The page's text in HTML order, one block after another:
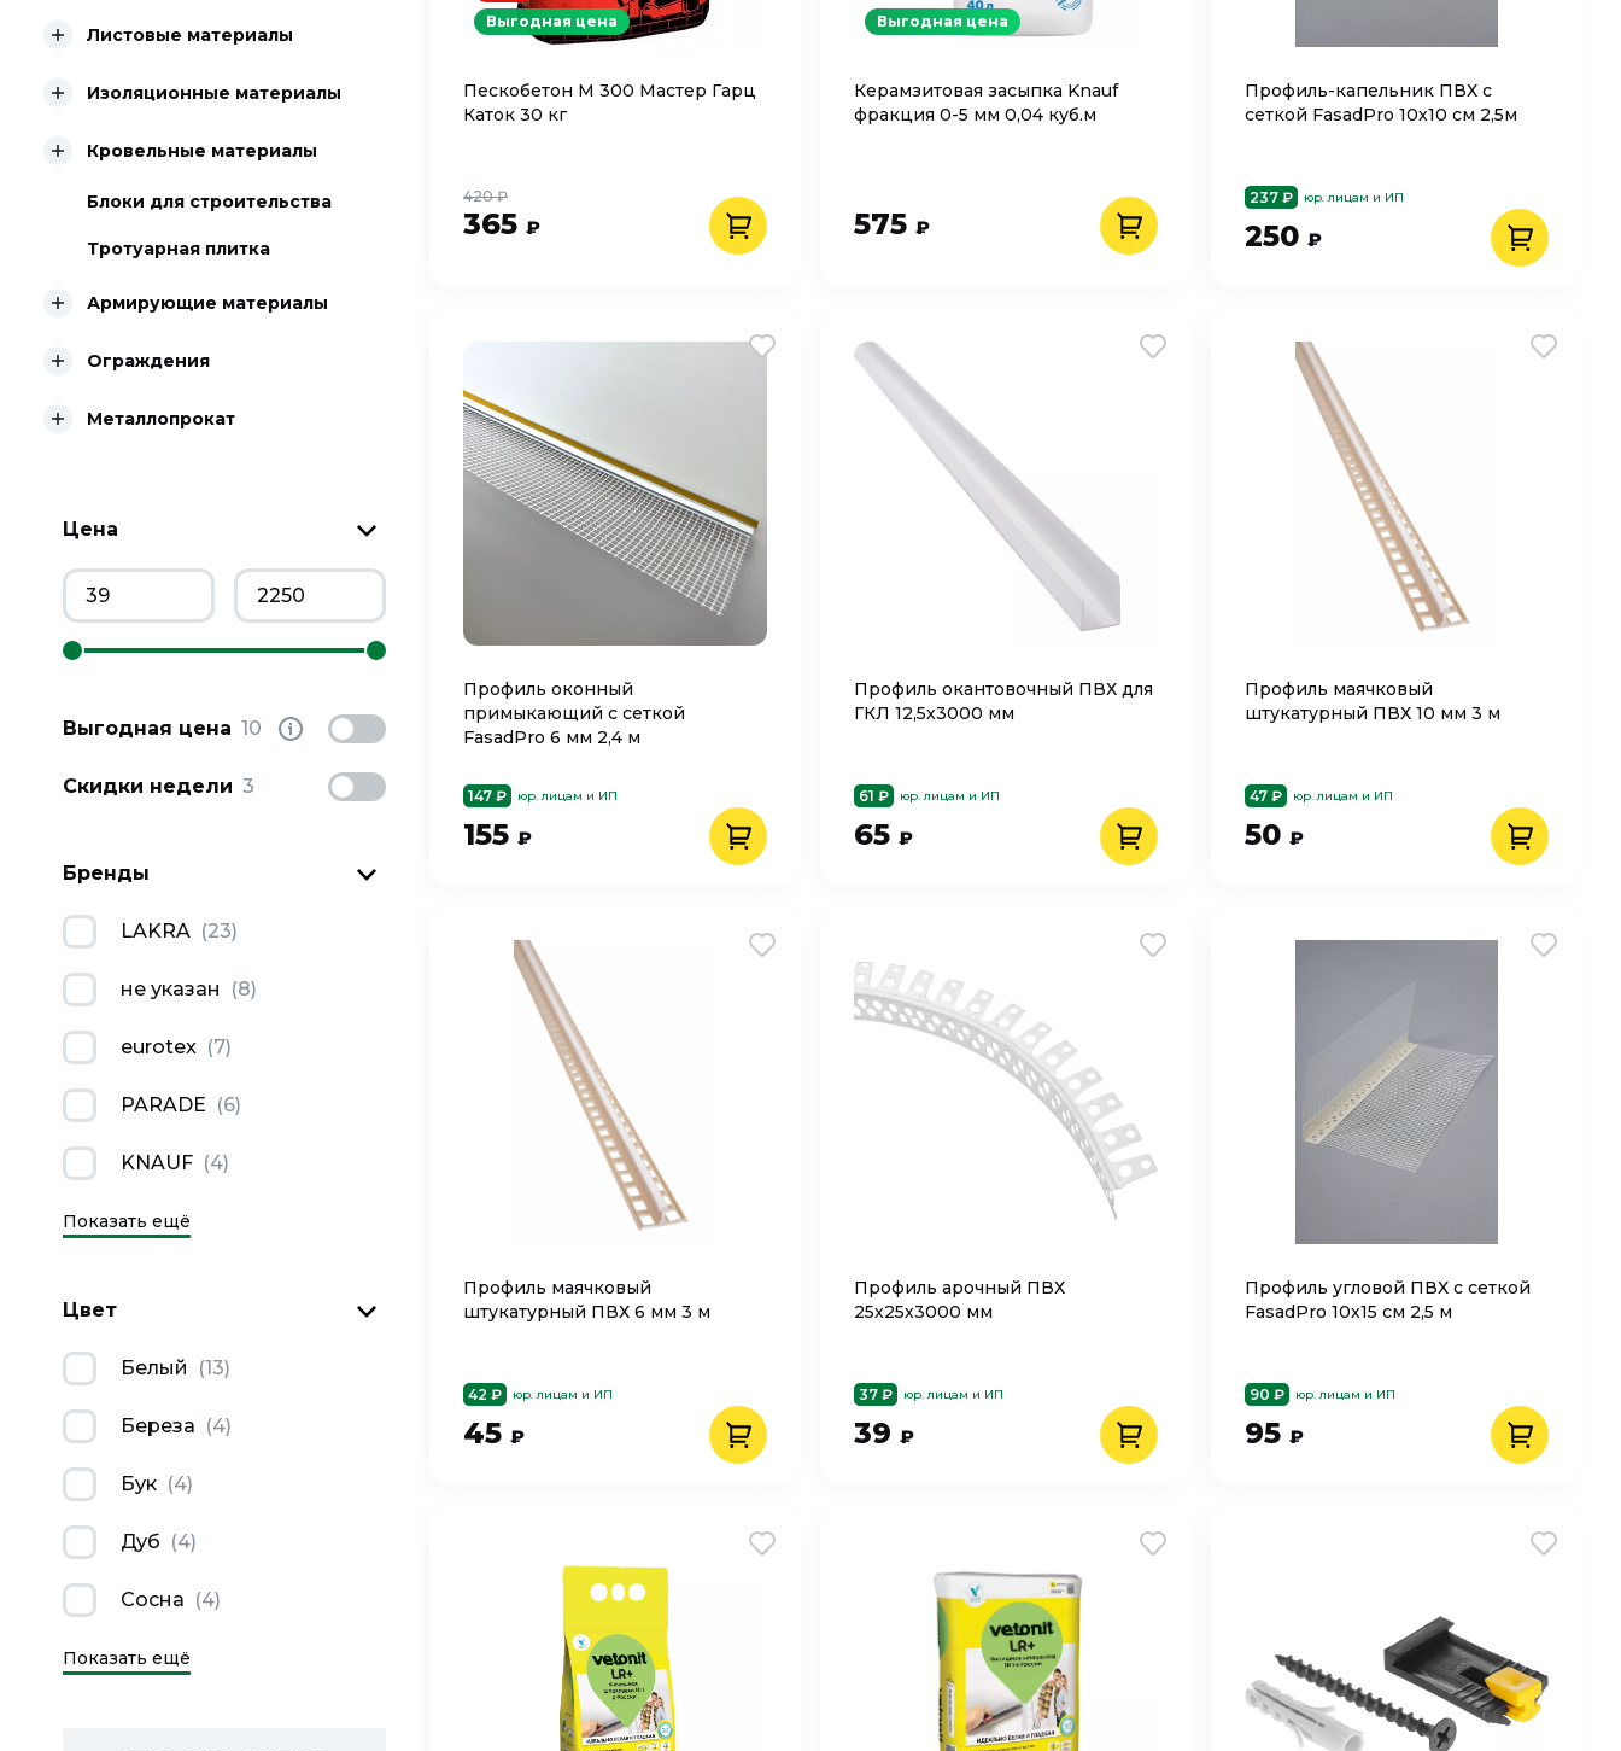
Листовые материалы
Изоляционные материалы
Кровельные материалы
Блоки для строительства
Тротуарная плитка
Армирующие материалы
Ограждения
Металлопрокат
Цена
Выгодная цена 10
Скидки недели 3
Бренды
LAKRA (23)
не указан (8)
eurotex (7)
PARADE (6)
KNAUF (4)
Показать ещё
Цвет
Белый (13)
Береза (4)
Бук (4)
Дуб (4)
Сосна (4)
Показать ещё
Пескобетон М 300 Мастер Гарц
Каток 30 кг
365 ₽
420 ₽
Выгодная цена
Керамзитовая засыпка Knauf
фракция 0-5 мм 0,04 куб.м
575 ₽
Выгодная цена
Профиль-капельник ПВХ с
сеткой FasadPro 10х10 см 2,5м
237 ₽ юр. лицам и ИП
250 ₽
Профиль оконный
примыкающий с сеткой
FasadPro 6 мм 2,4 м
147 ₽ юр. лицам и ИП
155 ₽
Профиль окантовочный ПВХ для
ГКЛ 12,5х3000 мм
61 ₽ юр. лицам и ИП
65 ₽
Профиль маячковый
штукатурный ПВХ 10 мм 3 м
47 ₽ юр. лицам и ИП
50 ₽
Профиль маячковый
штукатурный ПВХ 6 мм 3 м
42 ₽ юр. лицам и ИП
45 ₽
Профиль арочный ПВХ
25х25х3000 мм
37 ₽ юр. лицам и ИП
39 ₽
Профиль угловой ПВХ с сеткой
FasadPro 10х15 см 2,5 м
90 ₽ юр. лицам и ИП
95 ₽